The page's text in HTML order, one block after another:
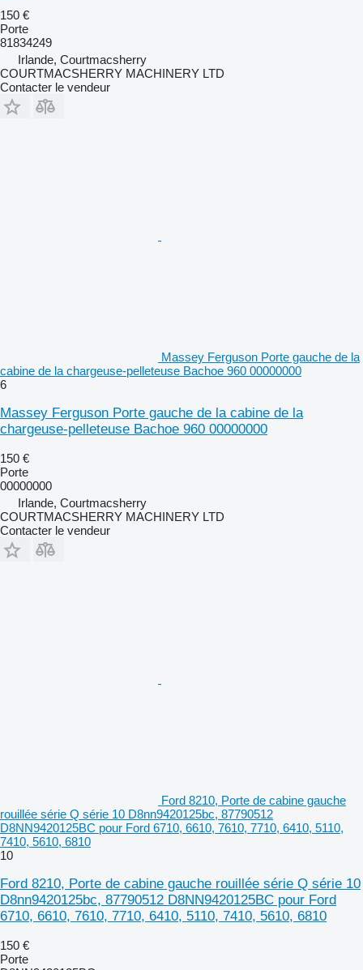
150 €
Porte
81834249
Irlande, Courtmacsherry
COURTMACSHERRY MACHINERY LTD
Contacter le vendeur
Massey Ferguson Porte gauche de la
cabine de la chargeuse-pelleteuse Bachoe 960 00000000
6
Massey Ferguson Porte gauche de la cabine de la
chargeuse-pelleteuse Bachoe 960 00000000
150 €
Porte
00000000
Irlande, Courtmacsherry
COURTMACSHERRY MACHINERY LTD
Contacter le vendeur
Ford 8210, Porte de cabine gauche
rouillée série Q série 10 D8nn9420125bc, 87790512
D8NN9420125BC pour Ford 6710, 6610, 7610, 7710, 6410, 5110,
7410, 5610, 6810
10
Ford 8210, Porte de cabine gauche rouillée série Q série 10
D8nn9420125bc, 87790512 D8NN9420125BC pour Ford
6710, 6610, 7610, 7710, 6410, 5110, 7410, 5610, 6810
150 €
Porte